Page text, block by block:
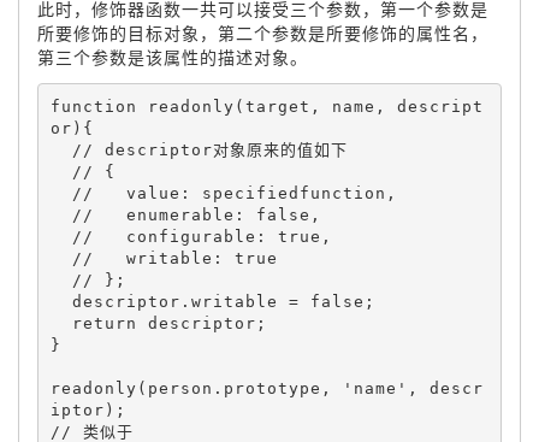
此时，修饰器函数一共可以接受三个参数，第一个参数是
所要修饰的目标对象，第二个参数是所要修饰的属性名，
第三个参数是该属性的描述对象。
function readonly ( target , name ,
descript
or ) {
  descriptor
. writable = false ;
return descriptor ;
}
readonly ( person . prototype , 'name' ,
descr
iptor ) ;